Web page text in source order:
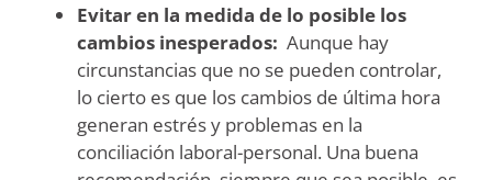
Evitar en la medida de lo posible los
cambios inesperados: Aunque hay
circunstancias que no se pueden controlar,
lo cierto es que los cambios de última hora
generan estrés y problemas en la
conciliación laboral-personal. Una buena